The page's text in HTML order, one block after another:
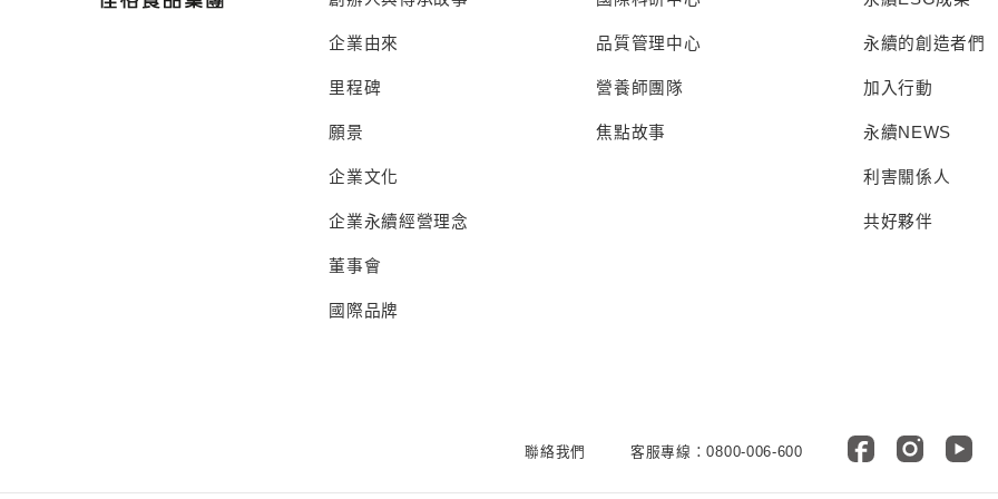
企業由來
里程碑
願景
企業文化
企業永續經營理念
董事會
國際品牌
品質管理中心
營養師團隊
焦點故事
永續的創造者們
加入行動
永續NEWS
利害關係人
共好夥伴
聯絡我們 客服專線：0800-006-600